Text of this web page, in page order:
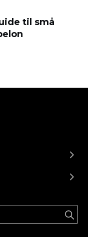
til små